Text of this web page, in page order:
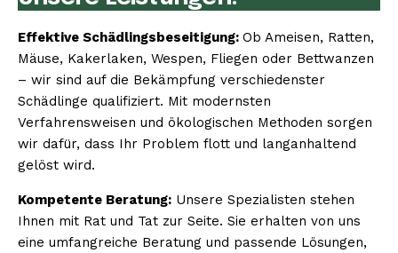
Effektive Schädlingsbeseitigung: Ob Ameisen, Ratten,
Mäuse, Kakerlaken, Wespen, Fliegen oder Bettwanzen
– wir sind auf die Bekämpfung verschiedenster
Schädlinge qualifiziert. Mit modernsten
Verfahrensweisen und ökologischen Methoden sorgen
wir dafür, dass Ihr Problem flott und langanhaltend
gelöst wird.
Kompetente Beratung: Unsere Spezialisten stehen
Ihnen mit Rat und Tat zur Seite. Sie erhalten von uns
eine umfangreiche Beratung und passende Lösungen,